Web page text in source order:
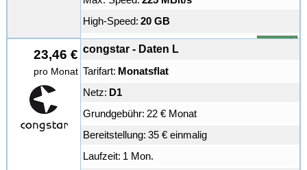
High-Speed: 20 GB
23,46 €
pro Monat
congstar - Daten L
Tarifart: Monatsflat
Netz: D1
Grundgebühr: 22 € Monat
Bereitstellung: 35 € einmalig
Laufzeit: 1 Mon.